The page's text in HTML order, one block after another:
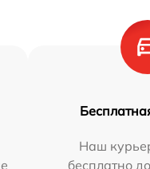
Наш
бесплатно